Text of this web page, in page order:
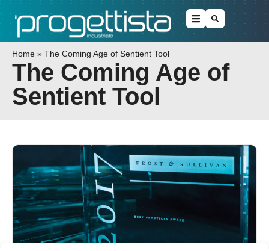
Home » The Coming Age of Sentient Tool
The Coming Age of
Sentient Tool